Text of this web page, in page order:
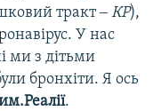
тракт ‒КР),
У нас
ми з дітьми
бронхіти. Я ось
.